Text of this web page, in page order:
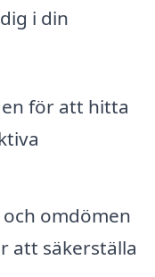
i din
för att hitta
omdömen
att säkerställa